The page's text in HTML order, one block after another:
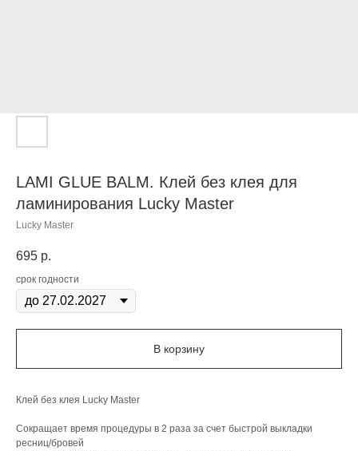
LAMI GLUE BALM. Клей без клея для
ламинирования Lucky Master
Lucky Master
695 р.
срок годности
В корзину
Клей без клея Lucky Master
Сокращает время процедуры в 2 раза за счет быстрой выкладки
ресниц/бровей